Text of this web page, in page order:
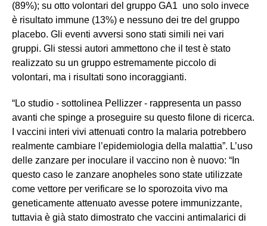
(89%); su otto volontari del gruppo GA1 uno solo invece
è risultato immune (13%) e nessuno dei tre del gruppo
placebo. Gli eventi avversi sono stati simili nei vari
gruppi. Gli stessi autori ammettono che il test è stato
realizzato su un gruppo estremamente piccolo di
volontari, ma i risultati sono incoraggianti.
“Lo studio - sottolinea Pellizzer - rappresenta un passo
avanti che spinge a proseguire su questo filone di ricerca.
I vaccini interi vivi attenuati contro la malaria potrebbero
realmente cambiare l’epidemiologia della malattia”. L’uso
delle zanzare per inoculare il vaccino non è nuovo: “In
questo caso le zanzare anopheles sono state utilizzate
come vettore per verificare se lo sporozoita vivo ma
geneticamente attenuato avesse potere immunizzante,
tuttavia è già stato dimostrato che vaccini antimalarici di